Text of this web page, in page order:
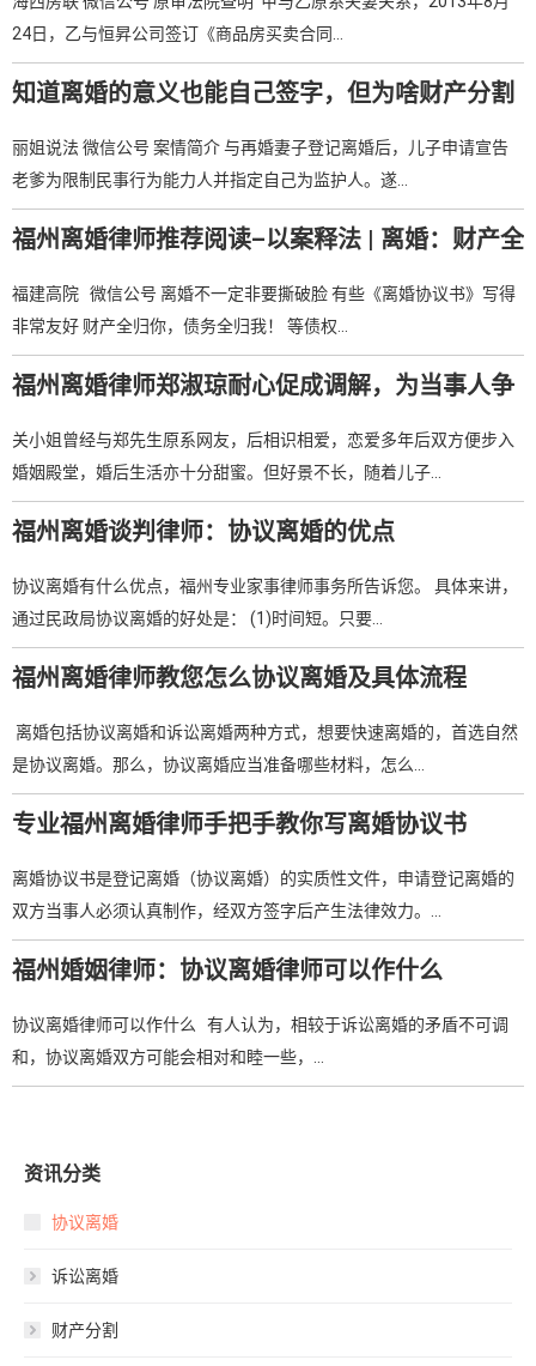
24日，乙与恒昇公司签订《商品房买卖合同…
知道离婚的意义也能自己签字，但为啥财产分割
和抚养费就无效了呢？–福州婚姻律师推荐阅读
丽姐说法 微信公号 案情简介 与再婚妻子登记离婚后，儿子申请宣告
老爹为限制民事行为能力人并指定自己为监护人。遂…
福州离婚律师推荐阅读–以案释法 | 离婚：财产全
归你，债务全归我？法院判撤销！
福建高院 微信公号 离婚不一定非要撕破脸 有些《离婚协议书》写得
非常友好 财产全归你，债务全归我！ 等债权…
福州离婚律师郑淑琼耐心促成调解，为当事人争
取两百万离婚财产分割款
关小姐曾经与郑先生原系网友，后相识相爱，恋爱多年后双方便步入
婚姻殿堂，婚后生活亦十分甜蜜。但好景不长，随着儿子…
福州离婚谈判律师：协议离婚的优点
协议离婚有什么优点，福州专业家事律师事务所告诉您。 具体来讲，
通过民政局协议离婚的好处是： (1)时间短。只要…
福州离婚律师教您怎么协议离婚及具体流程
离婚包括协议离婚和诉讼离婚两种方式，想要快速离婚的，首选自然
是协议离婚。那么，协议离婚应当准备哪些材料，怎么…
专业福州离婚律师手把手教你写离婚协议书
离婚协议书是登记离婚（协议离婚）的实质性文件，申请登记离婚的
双方当事人必须认真制作，经双方签字后产生法律效力。…
福州婚姻律师：协议离婚律师可以作什么
协议离婚律师可以作什么 有人认为，相较于诉讼离婚的矛盾不可调
和，协议离婚双方可能会相对和睦一些，…
资讯分类
协议离婚
诉讼离婚
财产分割